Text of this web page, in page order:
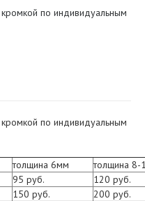
по индивидуальным
по индивидуальным
толщина 6мм
толщина
95 руб.
120 руб.
150 руб. 200 руб.